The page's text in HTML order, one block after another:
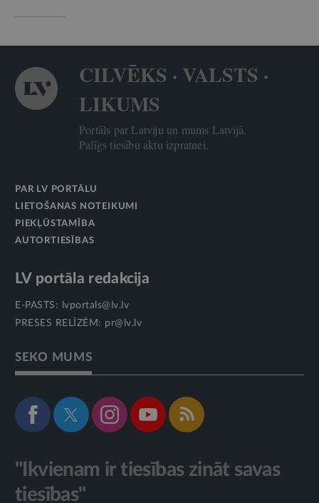
CILVĒKS · VALSTS ·
LIKUMS
Portāls par Latviju un mums Latvijā.
Palīgs tiesību aktu izpratnei.
PAR LV PORTĀLU
LIETOŠANAS NOTEIKUMI
PIEKĻŪSTAMĪBA
AUTORTIESĪBAS
LV portāla redakcija
E-PASTS:
lvportals@lv.lv
PRESES RELĪZĒM: pr@lv.lv
SEKO MUMS
"Ikvienam ir tiesības zināt savas
tiesības"